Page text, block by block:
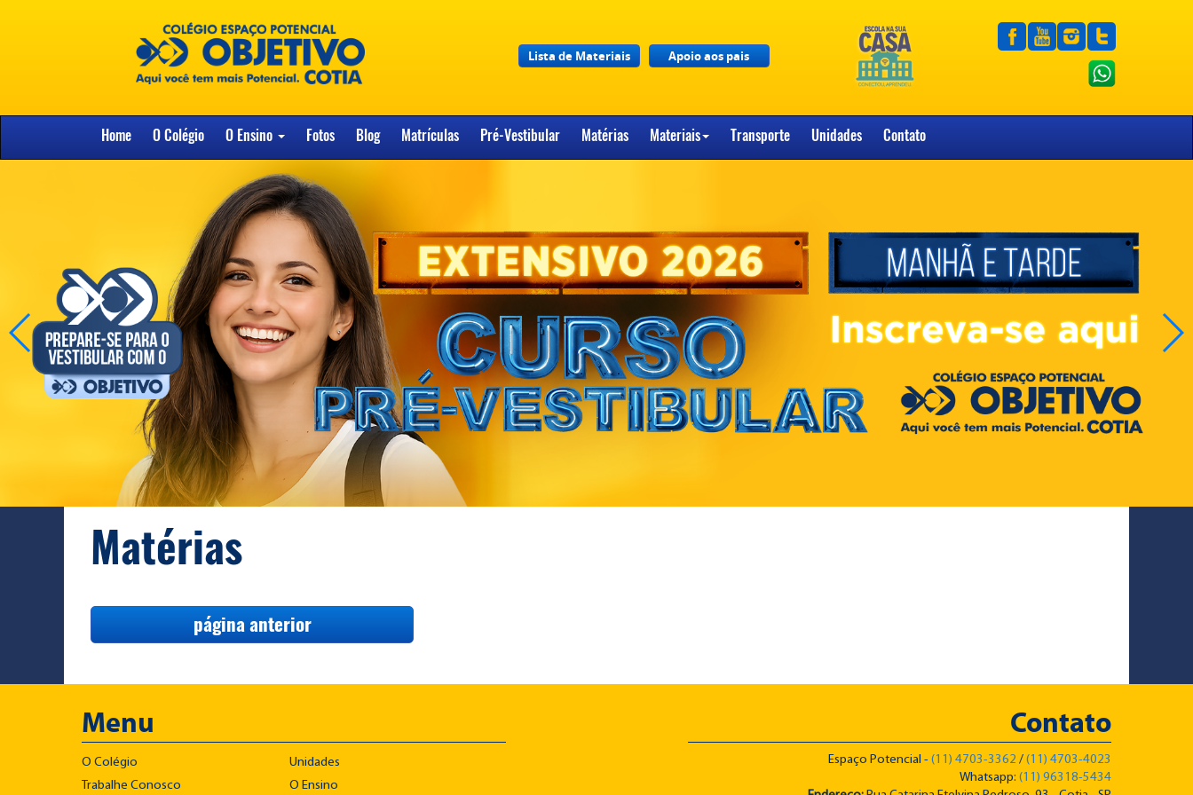
Apoio aos pais
Lista de Materiais
Home O Colégio O Ensino Fotos Blog Matrículas Pré-Vestibular Matérias Materiais Transporte Unidades Contato
Matérias
página anterior
Menu
O Colégio
Unidades
Trabalhe Conosco
O Ensino
Contato
Espaço Potencial - (11) 4703-3362 / (11) 4703-4023
Whatsapp: (11) 96318-5434